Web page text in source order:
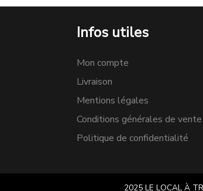
Infos utiles
Mon compte
Livraison
Mentions légales
Conditions générales de vente
Politique de confidentialité
2025 LE LOCAL À